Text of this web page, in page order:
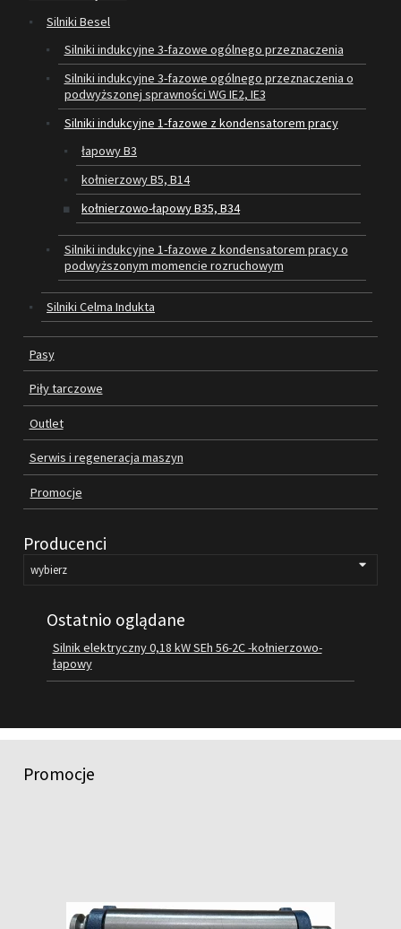
PIŁY TARCZOWE
SERWIS I REGENERACJA MASZYN
PROMOCJE
REGULAMIN
KATALOGI
OBRABIARKI DO DREWNA
SILNIKI ELEKTRYCZNE
PASY KLINOWE
FILMY
KONTAKT
Silniki Besel
Silniki indukcyjne 3-fazowe ogólnego przeznaczenia
Silniki indukcyjne 3-fazowe ogólnego przeznaczenia o
podwyższonej sprawności WG IE2, IE3
Silniki indukcyjne 1-fazowe z kondensatorem pracy
łapowy B3
kołnierzowy B5, B14
kołnierzowo-łapowy B35, B34
Silniki indukcyjne 1-fazowe z kondensatorem pracy o
podwyższonym momencie rozruchowym
Silniki Celma Indukta
Pasy
Piły tarczowe
Outlet
Serwis i regeneracja maszyn
Promocje
Producenci
Ostatnio oglądane
Silnik elektryczny 0,18 kW SEh 56-2C -kołnierzowo-
łapowy
Promocje